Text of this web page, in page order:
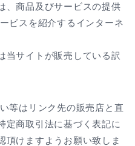
、商品及びサービスの提供
ビスを紹介するインターネ
当サイトが販売している訳
等はリンク先の販売店と直
定商取引法に基づく表記に
頂けますようお願い致しま